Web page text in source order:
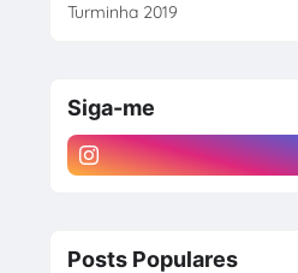
Turminha 2019
Siga-me
Posts Populares